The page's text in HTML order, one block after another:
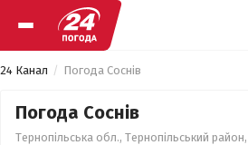
24 Канал Погода Соснів
Погода Соснів
Тернопільська обл., Тернопільський